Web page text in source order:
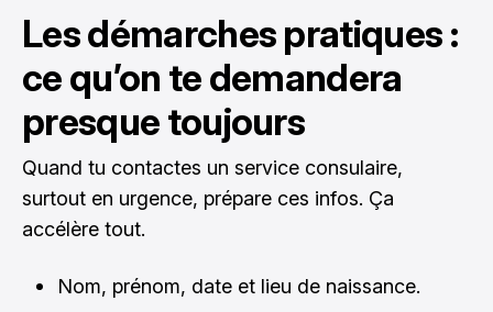
Les démarches pratiques :
ce qu’on te demandera
presque toujours
Quand tu contactes un service consulaire,
surtout en urgence, prépare ces infos. Ça
accélère tout.
Nom, prénom, date et lieu de naissance.